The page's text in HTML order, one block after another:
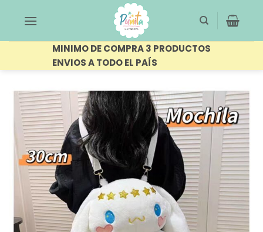
MINIMO DE COMPRA 3 PRODUCTOS
ENVIOS A TODO EL PAÍS